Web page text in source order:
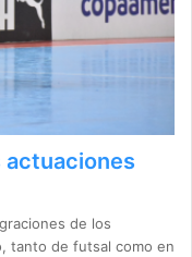
actuaciones
de los
tanto de futsal como en